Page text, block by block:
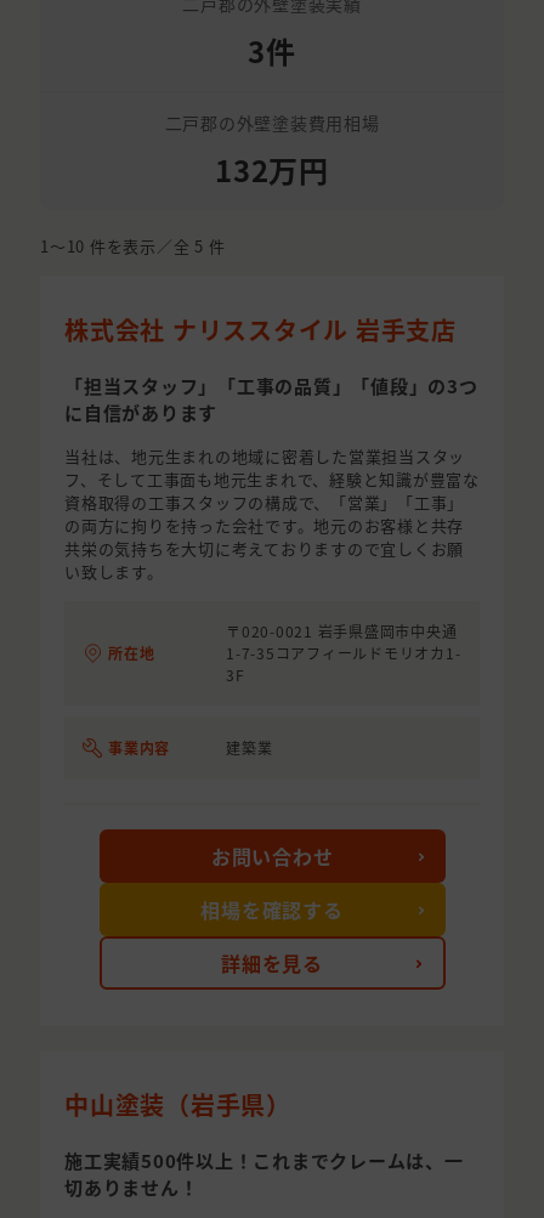
3件
二戸郡の外壁塗装費用相場
132万円
1〜10 件を表示／全 5 件
株式会社 ナリススタイル 岩手支店
「担当スタッフ」「工事の品質」「値段」の3つ
に自信があります
当社は、地元生まれの地域に密着した営業担当スタッ
フ、そして工事面も地元生まれで、経験と知識が豊富な
資格取得の工事スタッフの構成で、「営業」「工事」
の両方に拘りを持った会社です。地元のお客様と共存
共栄の気持ちを大切に考えておりますので宜しくお願
い致します。
所在地
〒020-0021 岩手県盛岡市中央通
1-7-35コアフィールドモリオカ1-
3F
事業内容 建築業
詳細を見る
お問い合わせ
相場を確認する
中山塗装（岩手県）
施工実績500件以上！これまでクレームは、一
切ありません！